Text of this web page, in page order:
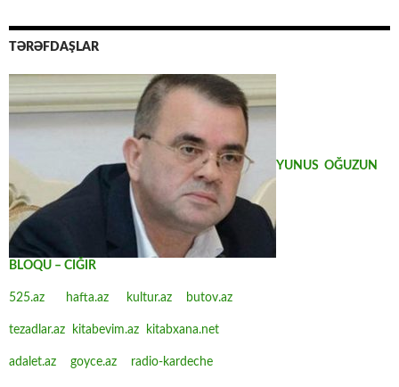
TƏRƏFDAŞLAR
YUNUS OĞUZUN
BLOQU – CIĞIR
525.az hafta.az kultur.az butov.az
tezadlar.az kitabevim.az kitabxana.net
adalet.az goyce.az radio-kardeche